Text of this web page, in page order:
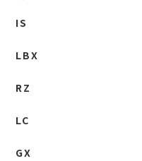
IS
LBX
RZ
LC
GX